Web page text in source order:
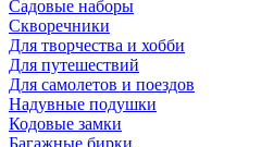
Садовые наборы
Скворечники
Для творчества и хобби
Для путешествий
Для самолетов и поездов
Надувные подушки
Кодовые замки
Багажные бирки